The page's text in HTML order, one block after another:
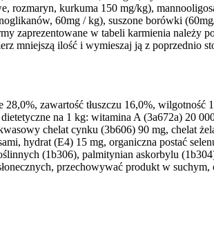
rozmaryn, kurkuma 150 mg/kg),
60mg / kg), suszone borówki
zaprezentowane w tabeli karmienia
mniejszą ilość i wymieszaj ją z poprzednio
28,0%, zawartość tłuszczu 16,0%,
na 1 kg: witamina A (3a672a) 20
chelat cynku (3b606) 90 mg, chelat
hydrat (E4) 15 mg, organiczna postać
(1b306), palmitynian askorbylu
przechowywać produkt w